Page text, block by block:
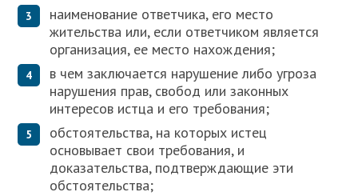
наименование ответчика, его место
жительства или, если ответчиком является
организация, ее место нахождения;
в чем заключается нарушение либо угроза
нарушения прав, свобод или законных
интересов истца и его требования;
обстоятельства, на которых истец
основывает свои требования, и
доказательства, подтверждающие эти
обстоятельства;